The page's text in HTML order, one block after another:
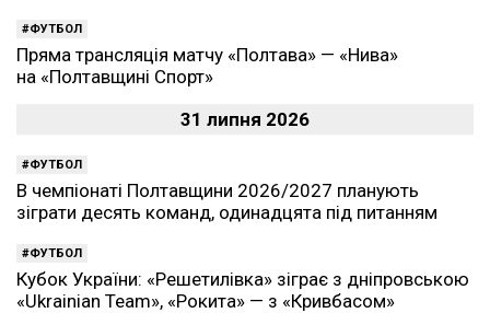
ФУТБОЛ
Пряма трансляція матчу «Полтава» — «Нива»
на «Полтавщині Спорт»
31 липня 2026
ФУТБОЛ
В чемпіонаті Полтавщини 2026/2027 планують
зіграти десять команд, одинадцята під питанням
ФУТБОЛ
Кубок України: «Решетилівка» зіграє з дніпровською
«Ukrainian Team», «Рокита» — з «Кривбасом»